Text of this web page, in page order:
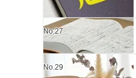
No.27
No.29